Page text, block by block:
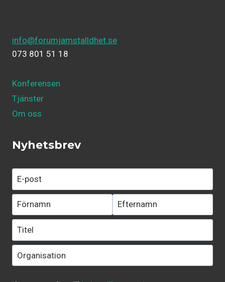
info@forumjamstalldhet.se
073 801 51 18
Konferensen
Tjänster
Om oss
Nyhetsbrev